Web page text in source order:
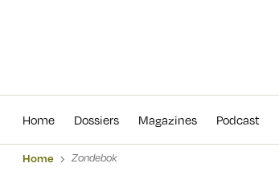
Home Dossiers Magazines Podcast
Home Zondebok